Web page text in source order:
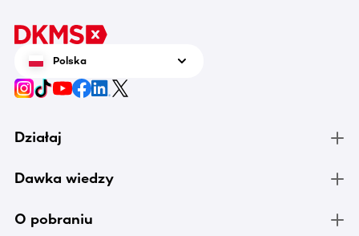
Polska
Działaj
Dawka wiedzy
O pobraniu